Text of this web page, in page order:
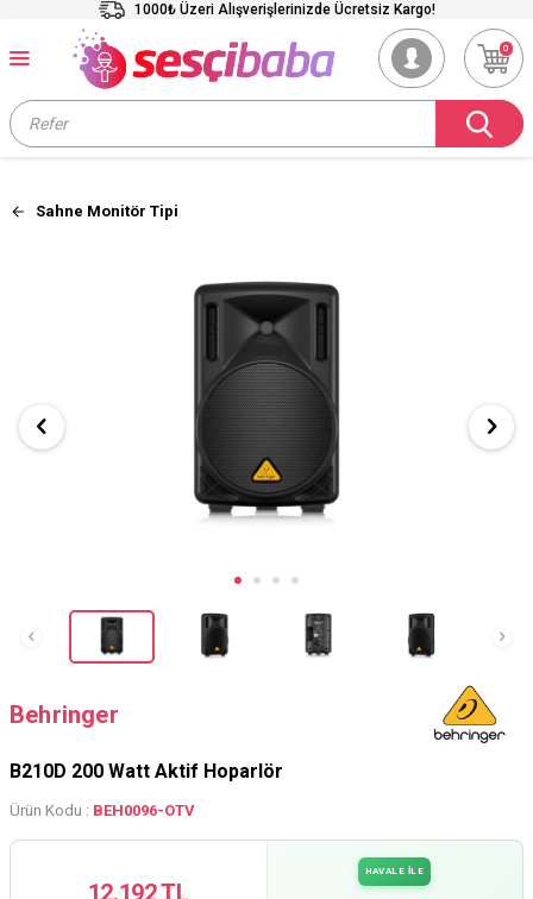
1000₺ Üzeri Alışverişlerinizde Ücretsiz Kargo!
0
Sahne Monitör Tipi
Behringer
B210D 200 Watt Aktif Hoparlör
Ürün Kodu : BEH0096-OTV
12.192 TL
HAVALE İLE